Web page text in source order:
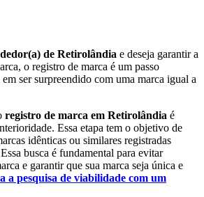
de Retirolândia e deseja garantir a
o registro de marca é um passo
ser surpreendido com uma marca igual a
registro de marca em Retirolândia é
Essa etapa tem o objetivo de
idênticas ou similares registradas
busca é fundamental para evitar
e garantir que sua marca seja única e
a pesquisa de viabilidade com um